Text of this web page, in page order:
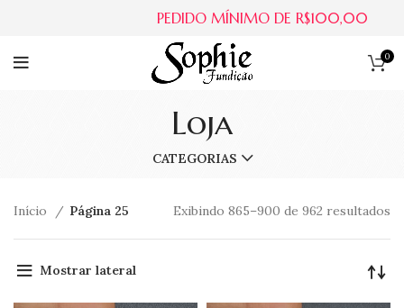
0
Loja
CATEGORIAS
Início Página 25 Exibindo 865–900 de 962 resultados
Mostrar lateral
PEDIDO MÍNIMO DE R$100,00